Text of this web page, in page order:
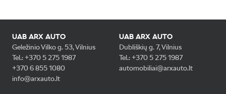
UAB ARX AUTO
Geležinio Vilko g. 53, Vilnius
Tel.: +370 5 275 1987
+370 6 855 1080
info@arxauto.lt
UAB ARX AUTO
Dubliškių g. 7, Vilnius
Tel.: +370 5 275 1987
automobiliai@arxauto.lt